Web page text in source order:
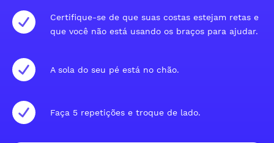
Certifique-se de que suas costas estejam retas e
que você não está usando os braços para ajudar.
A sola do seu pé está no chão.
Faça 5 repetições e troque de lado.